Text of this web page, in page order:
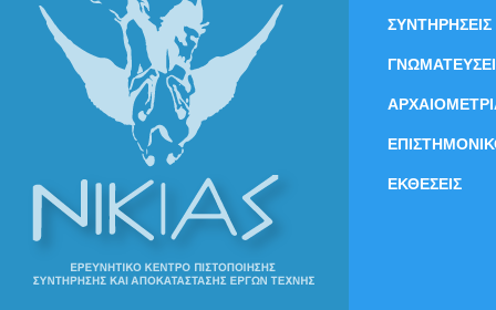
ΣΥΝΤΗΡΗΣΕΙΣ
ΕΚΘΕΣΕΙΣ